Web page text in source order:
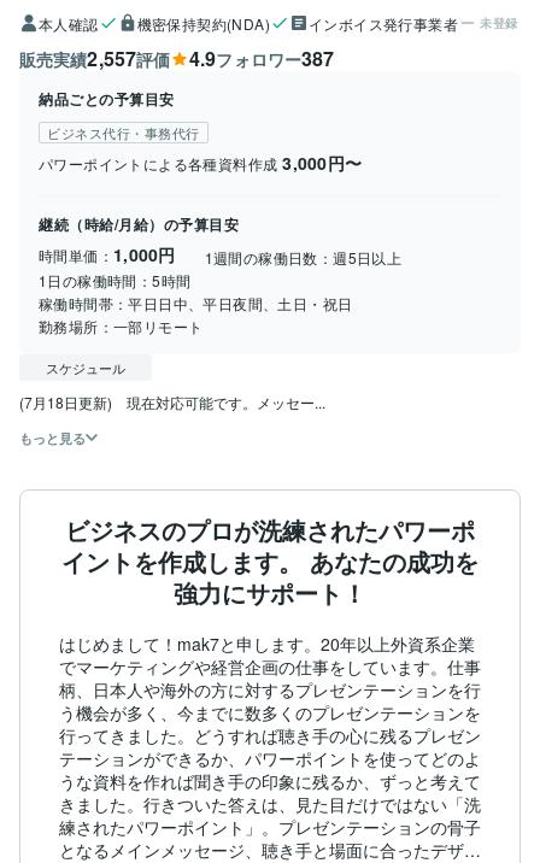
本人確認 機密保持契約(NDA) インボイス発行事業者 未登録
販売実績2,557評価 4.9フォロワー387
納品ごとの予算目安
ビジネス代行・事務代行
パワーポイントによる各種資料作成 3,000円〜
継続（時給/月給）の予算目安
時間単価： 1,000円 1週間の稼働日数：週5日以上
1日の稼働時間：5時間
稼働時間帯：平日日中、平日夜間、土日・祝日
勤務場所： 一部リモート
スケジュール
(7月18日更新)　現在対応可能です。メッセー...
もっと見る
ビジネスのプロが洗練されたパワーポ
イントを作成します。 あなたの成功を
強力にサポート！
はじめまして！mak7と申します。20年以上外資系企業
でマーケティングや経営企画の仕事をしています。仕事
柄、日本人や海外の方に対するプレゼンテーションを行
う機会が多く、今までに数多くのプレゼンテーションを
行ってきました。どうすれば聴き手の心に残るプレゼン
テーションができるか、パワーポイントを使ってどのよ
うな資料を作れば聞き手の印象に残るか、ずっと考えて
きました。行きついた答えは、見た目だけではない「洗
練されたパワーポイント」。プレゼンテーションの骨子
となるメインメッセージ、聴き手と場面に合ったデザイ